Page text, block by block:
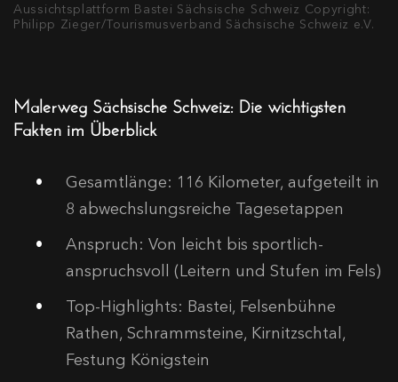
Aussichtsplattform Bastei Sächsische Schweiz Copyright:
Philipp Zieger/Tourismusverband Sächsische Schweiz e.V.
Malerweg Sächsische Schweiz: Die wichtigsten
Fakten im Überblick
Gesamtlänge: 116 Kilometer, aufgeteilt in
8 abwechslungsreiche Tagesetappen
Anspruch: Von leicht bis sportlich-
anspruchsvoll (Leitern und Stufen im Fels)
Top-Highlights: Bastei, Felsenbühne
Rathen, Schrammsteine, Kirnitzschtal,
Festung Königstein